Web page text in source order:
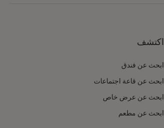
اكتشف
ابحث عن فندق
ابحث عن قاعة اجتماعات
ابحث عن عرض خاص
ابحث عن مطعم